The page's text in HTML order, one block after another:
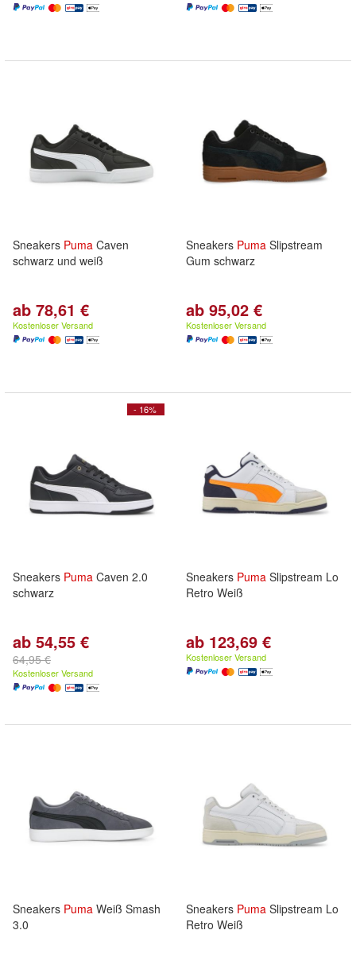
Sneakers Puma Caven
schwarz und weiß
ab 78,61 €
Kostenloser Versand
Sneakers Puma Slipstream
Gum schwarz
ab 95,02 €
Kostenloser Versand
- 16%
Sneakers Puma Caven 2.0
schwarz
ab 54,55 €
64,95 €
Kostenloser Versand
Sneakers Puma Slipstream Lo
Retro Weiß
ab 123,69 €
Kostenloser Versand
Sneakers Puma Weiß Smash
3.0
Sneakers Puma Slipstream Lo
Retro Weiß